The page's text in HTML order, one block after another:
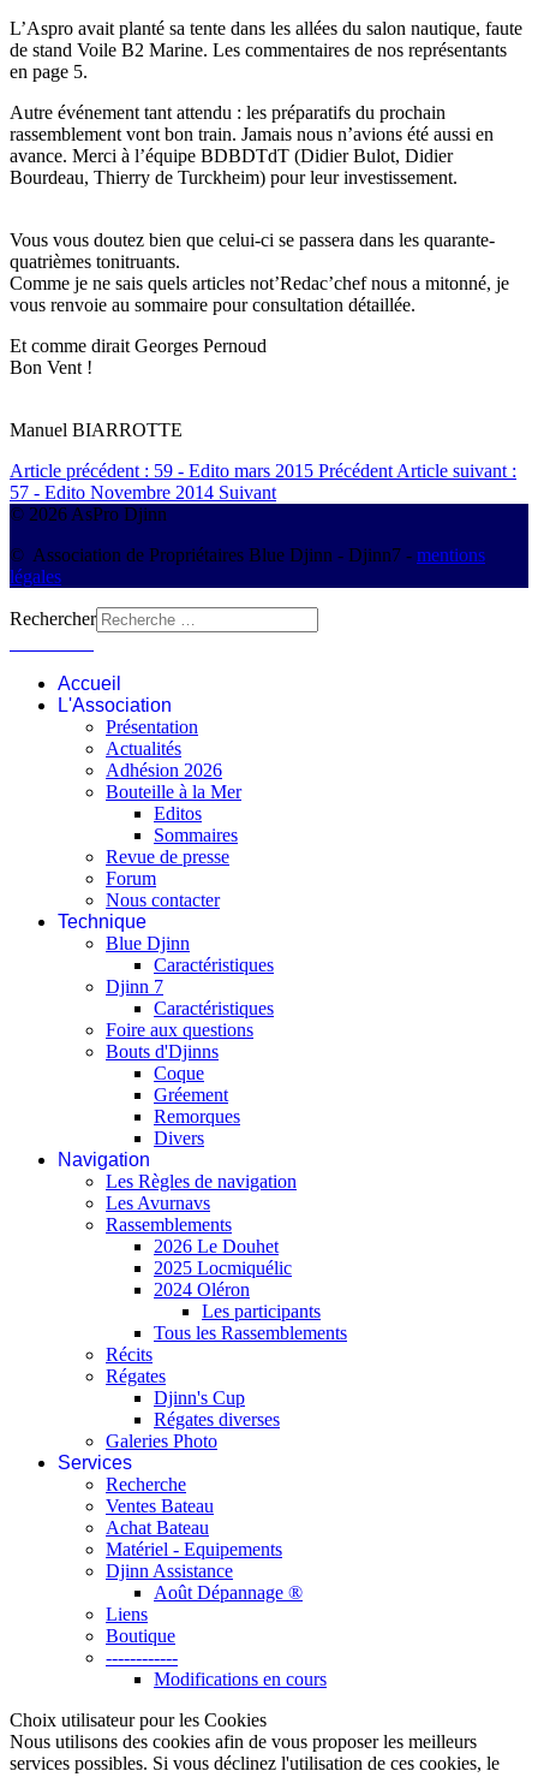
L’Aspro avait planté sa tente dans les allées du salon nautique, faute
de stand Voile B2 Marine. Les commentaires de nos représentants
en page 5.
Autre événement tant attendu : les préparatifs du prochain
rassemblement vont bon train. Jamais nous n’avions été aussi en
avance. Merci à l’équipe BDBDTdT (Didier Bulot, Didier
Bourdeau, Thierry de Turckheim) pour leur investissement.
Vous vous doutez bien que celui-ci se passera dans les quarante-
quatrièmes tonitruants.
Comme je ne sais quels articles not’Redac’chef nous a mitonné, je
vous renvoie au sommaire pour consultation détaillée.
Et comme dirait Georges Pernoud
Bon Vent !
Manuel BIARROTTE
Article précédent : 59 - Edito mars 2015 PrécédentArticle suivant :
57 - Edito Novembre 2014 Suivant
© 2026 AsPro Djinn
© Association de Propriétaires Blue Djinn - Djinn7 - mentions
légales
Rechercher
Accueil
L'Association
Présentation
Actualités
Adhésion 2026
Bouteille à la Mer
Editos
Sommaires
Revue de presse
Forum
Nous contacter
Technique
Blue Djinn
Caractéristiques
Djinn 7
Caractéristiques
Foire aux questions
Bouts d'Djinns
Coque
Gréement
Remorques
Divers
Navigation
Les Règles de navigation
Les Avurnavs
Rassemblements
2026 Le Douhet
2025 Locmiquélic
2024 Oléron
Les participants
Tous les Rassemblements
Récits
Régates
Djinn's Cup
Régates diverses
Galeries Photo
Services
Recherche
Ventes Bateau
Achat Bateau
Matériel - Equipements
Djinn Assistance
Août Dépannage ®
Liens
Boutique
------------
Modifications en cours
Choix utilisateur pour les Cookies
Nous utilisons des cookies afin de vous proposer les meilleurs
services possibles. Si vous déclinez l'utilisation de ces cookies, le